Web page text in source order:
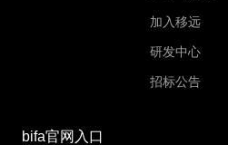
加入移远
研发中心
招标公告
bifa官网入口